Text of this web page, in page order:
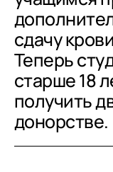
сдачу
Теперь
старше 18
получить
донорстве.